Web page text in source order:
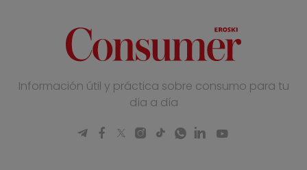
Información útil y práctica sobre consumo para tu
día a día